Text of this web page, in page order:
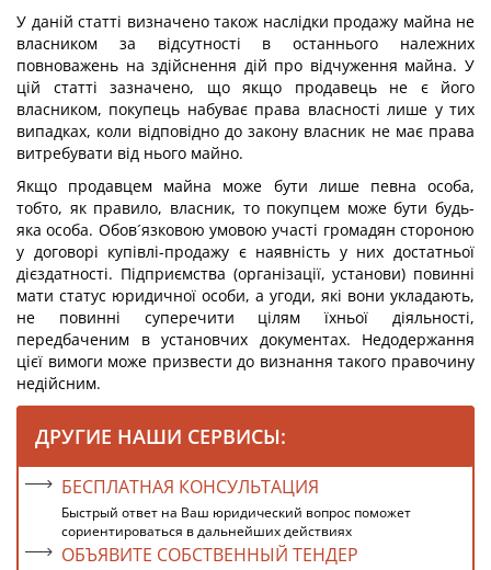
У даній статті визначено також наслідки продажу майна не
власником за відсутності в останнього належних
повноважень на здійснення дій про відчуження майна. У
цій статті зазначено, що якщо продавець не є його
власником, покупець набуває права власності лише у тих
випадках, коли відповідно до закону власник не має права
витребувати від нього майно.
Якщо продавцем майна може бути лише певна особа,
тобто, як правило, власник, то покупцем може бути будь-
яка особа. Обов´язковою умовою участі громадян стороною
у договорі купівлі-продажу є наявність у них достатньої
дієздатності. Підприємства (організації, установи) повинні
мати статус юридичної особи, а угоди, які вони укладають,
не повинні суперечити цілям їхньої діяльності,
передбаченим в установчих документах. Недодержання
цієї вимоги може призвести до визнання такого правочину
недійсним.
ДРУГИЕ НАШИ СЕРВИСЫ:
БЕСПЛАТНАЯ КОНСУЛЬТАЦИЯ
Быстрый ответ на Ваш юридический вопрос поможет
сориентироваться в дальнейших действиях
ОБЪЯВИТЕ СОБСТВЕННЫЙ ТЕНДЕР